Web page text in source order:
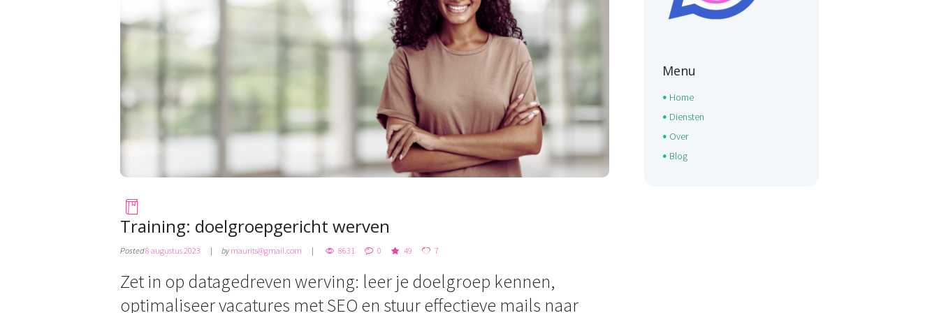
Training: doelgroepgericht werven
Posted8 augustus 2023 bymaurits@gmail.com 8631 0 49 7
Zet in op datagedreven werving: leer je doelgroep kennen,
optimaliseer vacatures met SEO en stuur effectieve mails naar
Menu
Home
Diensten
Over
Blog